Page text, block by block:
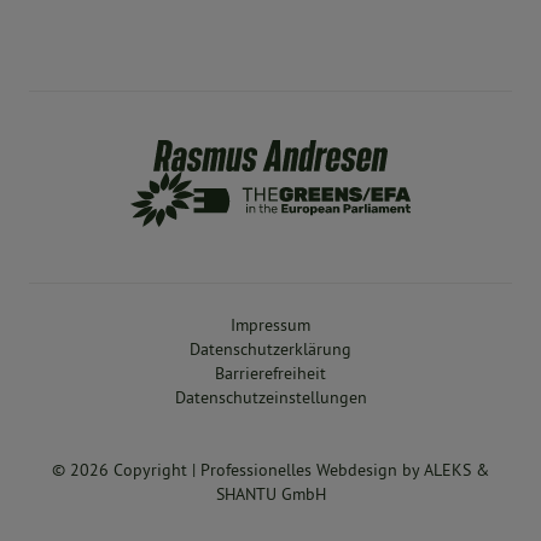
© 2026 Copyright | Professionelles Webdesign byALEKS &
SHANTU GmbH
Impressum
Datenschutzerklärung
Barrierefreiheit
Datenschutzeinstellungen